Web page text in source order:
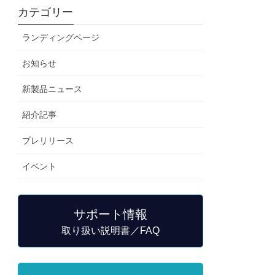
カテゴリー
ランディングページ
お知らせ
新製品ニュース
紹介記事
プレリリース
イベント
サポート情報
取り扱い説明書／FAQ